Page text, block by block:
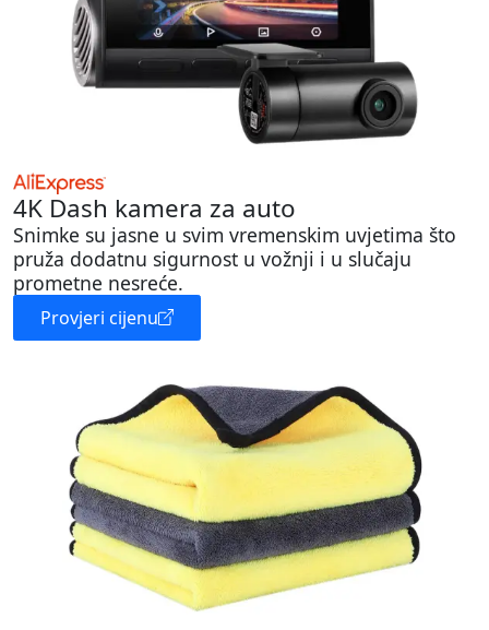
4K Dash kamera za auto
Snimke su jasne u svim vremenskim uvjetima što
pruža dodatnu sigurnost u vožnji i u slučaju
prometne nesreće.
Provjeri cijenu